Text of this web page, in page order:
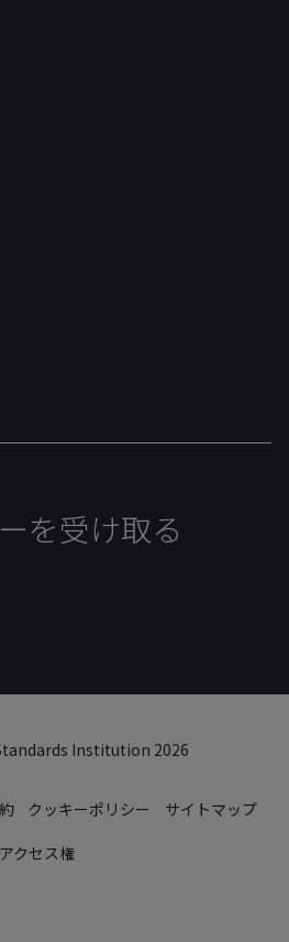
を受け取る
Institution 2026
クッキーポリシー
サイトマップ
アクセス権